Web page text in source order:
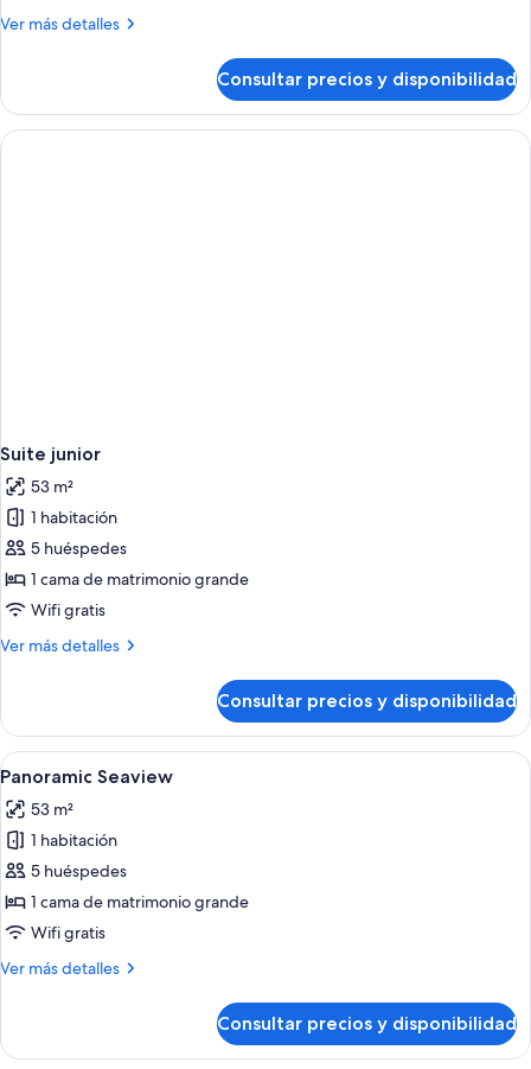
cama
grande
Ver más detalles
Más
Deluxe,
cama
Consultar precios y disponibilidad
Suite junior
53 m²
1 habitación
5 huéspedes
1 cama de matrimonio grande
Wifi gratis
Ver más detalles
Más
junior
Consultar precios y disponibilidad
Abrir
todas
las
fotos
de
Panoramic
Seaview
Panoramic Seaview | Ropa de cama
1
Panoramic Seaview
53 m²
1 habitación
5 huéspedes
1 cama de matrimonio grande
Wifi gratis
Ver más detalles
Más
Seaview
Consultar precios y disponibilidad